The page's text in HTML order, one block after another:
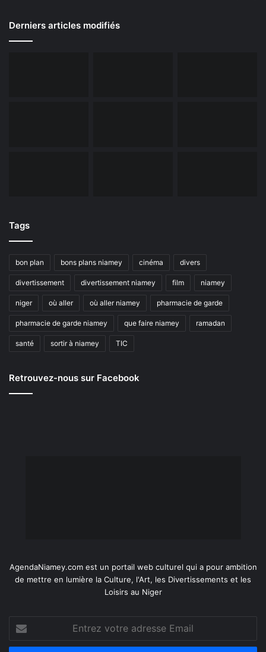
Derniers articles modifiés
Tags
bon plan bons plans niamey cinéma divers
divertissement divertissement niamey film niamey
niger où aller où aller niamey pharmacie de garde
pharmacie de garde niamey que faire niamey ramadan
santé sortir à niamey TIC
Retrouvez-nous sur Facebook
AgendaNiamey.com est un portail web culturel qui a pour ambition
de mettre en lumière la Culture, l'Art, les Divertissements et les
Loisirs au Niger
Entrez
votre
adresse